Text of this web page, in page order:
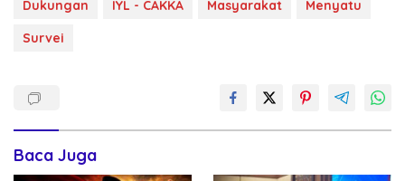
Dukungan IYL - CAKKA Masyarakat
Menyatu
Survei
Baca Juga